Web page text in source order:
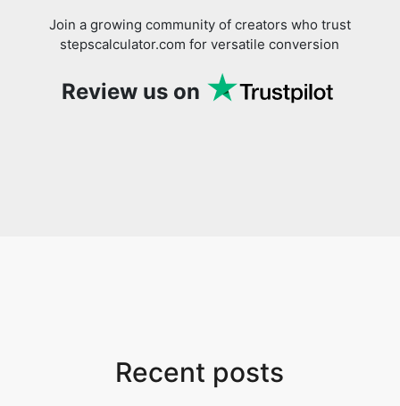
Join a growing community of creators who trust
stepscalculator.com for versatile conversion
Review us on
Recent posts